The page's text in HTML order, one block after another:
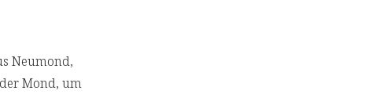
Neumond,
Mond, um